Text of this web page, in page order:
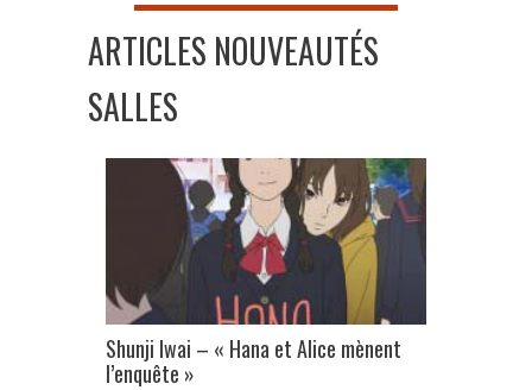
ARTICLES NOUVEAUTÉS
SALLES
Shunji Iwai – « Hana et Alice mènent
l’enquête »